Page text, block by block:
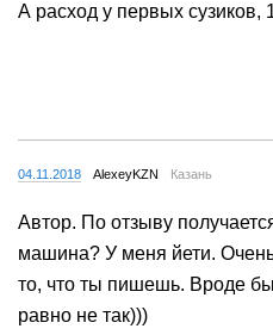
А расход у первых сузиков,
04.11.2018 AlexeyKZN Казань
Автор. По отзыву
машина? У меня йети.
то, что ты пишешь. Вроде
равно не так)))